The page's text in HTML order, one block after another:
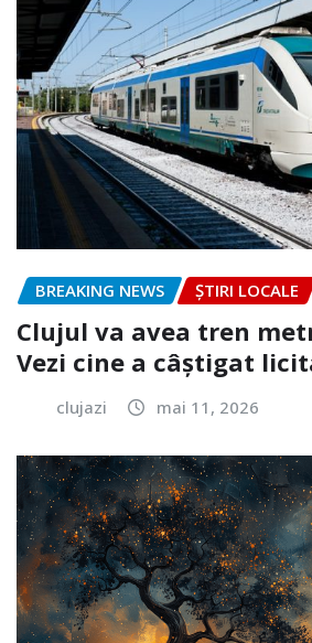
BREAKING NEWS ȘTIRI LOCALE
Clujul va avea tren
Vezi cine a câștigat
clujazi mai 11, 2026